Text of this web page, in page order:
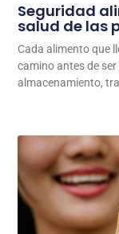
Seguridad
salud de las
Cada alimento que
camino antes de
almacenamiento,